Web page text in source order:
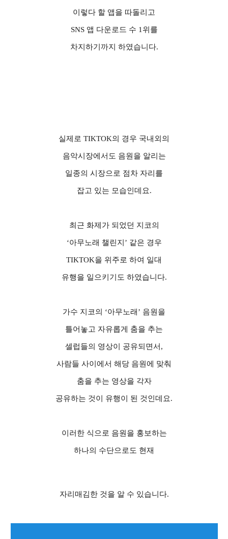
이렇다 할 앱을 따돌리고
SNS 앱 다운로드 수 1 위를
차지하기까지 하였습니다.
실제로 TIKTOK의 경우 국내외의
음악시장에서도 음원을 알리는
일종의 시장으로 점차 자리를
잡고 있는 모습인데요.
최근 화제가 되었던 지코의
‘아무노래 챌린지 ’ 같은 경우
TIKTOK을 위주로 하여 일대
유행을 일으키기도 하였습니다.
가수 지코의 ‘아무노래 ’ 음원을
틀어놓고 자유롭게 춤을 추는
셀럽들의 영상이 공유되면서 ,
사람들 사이에서 해당 음원에 맞춰
춤을 추는 영상을 각자
공유하는 것이 유행이 된 것인데요.
이러한 식으로 음원을 홍보하는
하나의 수단으로도 현재
자리매김한 것을 알 수 있습니다.